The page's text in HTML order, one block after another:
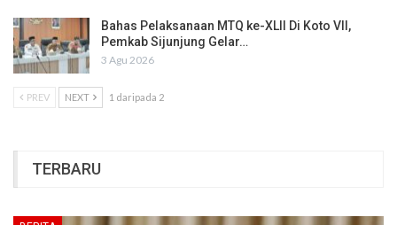
Bahas Pelaksanaan MTQ ke-XLII Di Koto VII,
Pemkab Sijunjung Gelar…
3 Agu 2026
PREV NEXT 1 daripada 2
TERBARU